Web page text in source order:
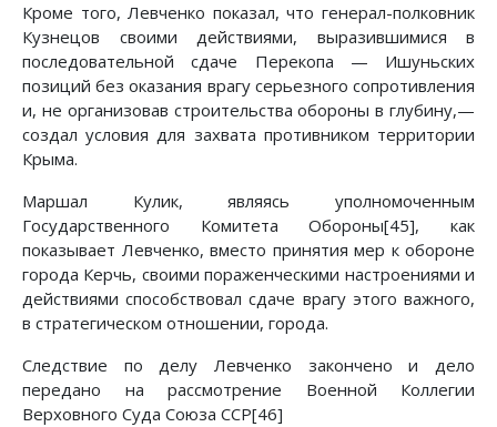
Кроме того, Левченко показал, что генерал-полковник
Кузнецов своими действиями, выразившимися в
последовательной сдаче Перекопа — Ишуньских
позиций без оказания врагу серьезного сопротивления
и, не организовав строительства обороны в глубину,—
создал условия для захвата противником территории
Крыма.
Маршал Кулик, являясь уполномоченным
Государственного Комитета Обороны[45], как
показывает Левченко, вместо принятия мер к обороне
города Керчь, своими пораженческими настроениями и
действиями способствовал сдаче врагу этого важного,
в стратегическом отношении, города.
Следствие по делу Левченко закончено и дело
передано на рассмотрение Военной Коллегии
Верховного Суда Союза ССР[46]